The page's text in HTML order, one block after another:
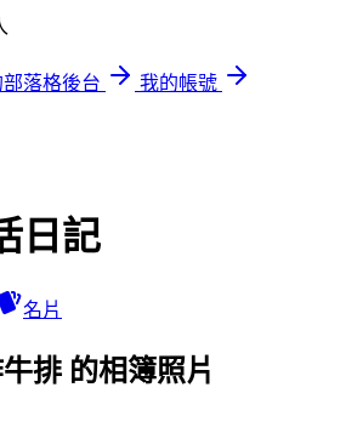
落格後台
我的帳號
日記
名片
排 的相簿照片